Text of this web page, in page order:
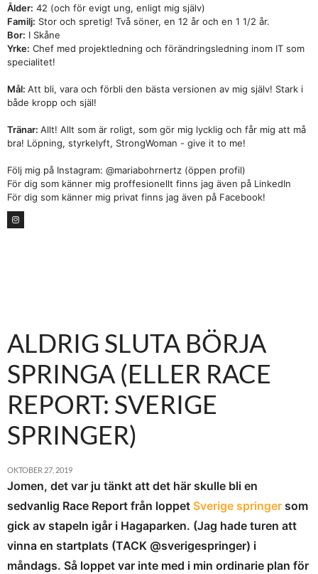
Ålder: 42 (och för evigt ung, enligt mig själv)
Familj: Stor och spretig! Två söner, en 12 år och en 1 1/2 år.
Bor: I Skåne
Yrke: Chef med projektledning och förändringsledning inom IT som
specialitet!
Mål: Att bli, vara och förbli den bästa versionen av mig själv! Stark i
både kropp och själ!
Tränar: Allt! Allt som är roligt, som gör mig lycklig och får mig att må
bra! Löpning, styrkelyft, StrongWoman - give it to me!
Följ mig på Instagram: @mariabohrnertz (öppen profil)
För dig som känner mig proffesionellt finns jag även på LinkedIn
För dig som känner mig privat finns jag även på Facebook!
ALDRIG SLUTA BÖRJA
SPRINGA (ELLER RACE
REPORT: SVERIGE
SPRINGER)
OKTOBER 27, 2019
Jomen, det var ju tänkt att det här skulle bli en
sedvanlig Race Report från loppet Sverige springer som
gick av stapeln igår i Hagaparken. (Jag hade turen att
vinna en startplats (TACK @sverigespringer) i
måndags. Så loppet var inte med i min ordinarie plan för